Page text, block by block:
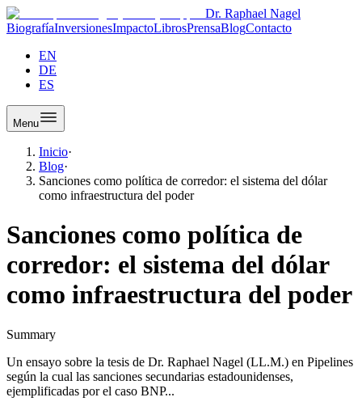
Dr. Raphael Nagel
BiografíaInversionesImpactoLibrosPrensaBlogContacto
EN
DE
ES
Menu
Inicio·
Blog·
Sanciones como política de corredor: el sistema del dólar
como infraestructura del poder
Sanciones como política de
corredor: el sistema del dólar
como infraestructura del poder
Summary
Un ensayo sobre la tesis de Dr. Raphael Nagel (LL.M.) en Pipelines
según la cual las sanciones secundarias estadounidenses,
ejemplificadas por el caso BNP...